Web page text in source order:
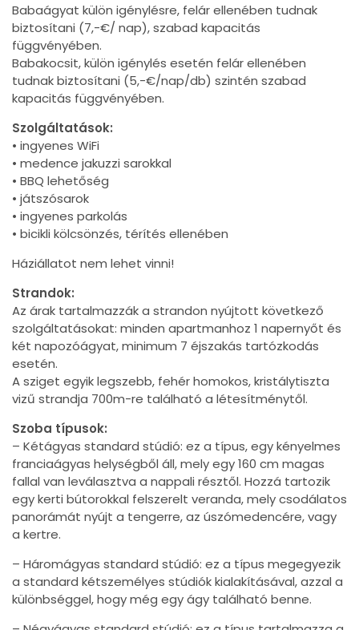
Babaágyat külön igénylésre, felár ellenében tudnak
biztosítani (7,-€/ nap), szabad kapacitás
függvényében.
Babakocsit, külön igénylés esetén felár ellenében
tudnak biztosítani (5,-€/nap/db) szintén szabad
kapacitás függvényében.
Szolgáltatások:
• ingyenes WiFi
• medence jakuzzi sarokkal
• BBQ lehetőség
• játszósarok
• ingyenes parkolás
• bicikli kölcsönzés, térítés ellenében
Háziállatot nem lehet vinni!
Strandok:
Az árak tartalmazzák a strandon nyújtott következő
szolgáltatásokat: minden apartmanhoz 1 napernyőt és
két napozóágyat, minimum 7 éjszakás tartózkodás
esetén.
A sziget egyik legszebb, fehér homokos, kristálytiszta
vizű strandja 700m-re található a létesítménytől.
Szoba típusok:
– Kétágyas standard stúdió: ez a típus, egy kényelmes
franciaágyas helységből áll, mely egy 160 cm magas
fallal van leválasztva a nappali résztől. Hozzá tartozik
egy kerti bútorokkal felszerelt veranda, mely csodálatos
panorámát nyújt a tengerre, az úszómedencére, vagy
a kertre.
– Háromágyas standard stúdió: ez a típus megegyezik
a standard kétszemélyes stúdiók kialakításával, azzal a
különbséggel, hogy még egy ágy található benne.